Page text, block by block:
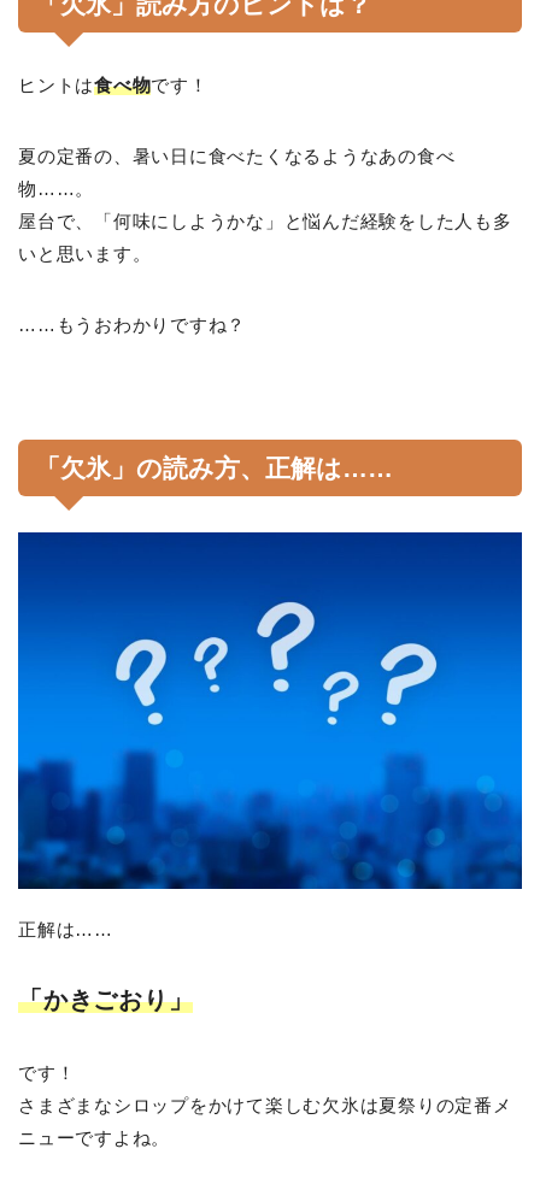
ヒントは食べ物です！
夏の定番の、暑い日に食べたくなるようなあの食べ
物……。
屋台で、「何味にしようかな」と悩んだ経験をした人も多
いと思います。
……もうおわかりですね？
「欠氷」の読み方、正解は……
正解は……
「かきごおり」
です！
さまざまなシロップをかけて楽しむ欠氷は夏祭りの定番メ
ニューですよね。